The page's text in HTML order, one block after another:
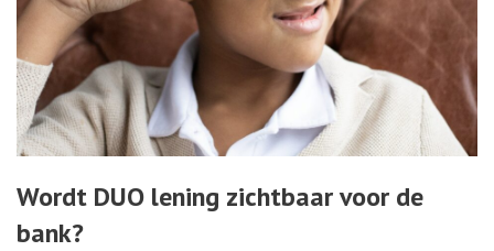
Wordt DUO lening zichtbaar voor de
bank?